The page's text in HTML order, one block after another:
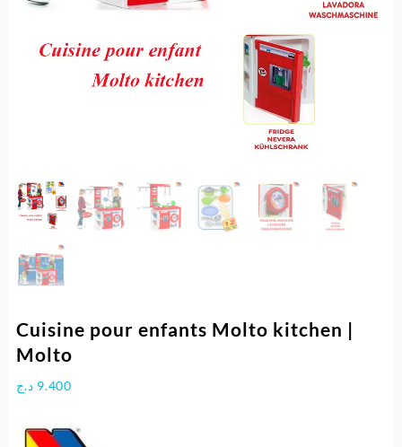
Cuisine pour enfants Molto kitchen |
Molto
9.400 د.ج